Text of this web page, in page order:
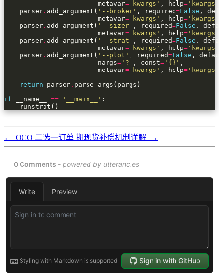
                        metavar
= 'kwargs' , help=
    parser
. add_argument( '--broker' , required=False ,
                        metavar
= 'kwargs' , help=
    parser
. add_argument( '--sizer' , required=False ,
                        metavar
= 'kwargs' , help=
    parser
. add_argument( '--strat' , required=False ,
                        metavar
= 'kwargs' , help=
    parser
. add_argument( '--plot' , required=False ,
                        nargs
= '?' , const= ' {} '
                        metavar
= 'kwargs' , help=
return parser .
if __name__ == '__main__'
    runstrat()
← OCO 二选一订单 期现货补偿机制详解 →